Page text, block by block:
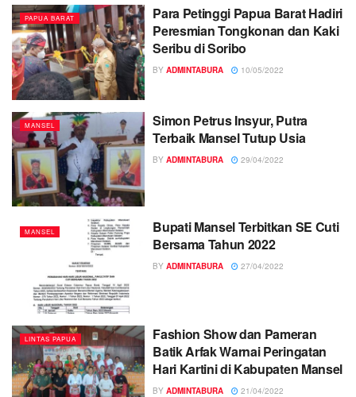
PAPUA BARAT
Para Petinggi Papua Barat Hadiri
Peresmian Tongkonan dan Kaki
Seribu di Soribo
BY ADMINTABURA 10/05/2022
MANSEL
Simon Petrus Insyur, Putra
Terbaik Mansel Tutup Usia
BY ADMINTABURA 29/04/2022
MANSEL
Bupati Mansel Terbitkan SE Cuti
Bersama Tahun 2022
BY ADMINTABURA 27/04/2022
LINTAS PAPUA
Fashion Show dan Pameran
Batik Arfak Warnai Peringatan
Hari Kartini di Kabupaten Mansel
BY ADMINTABURA 21/04/2022